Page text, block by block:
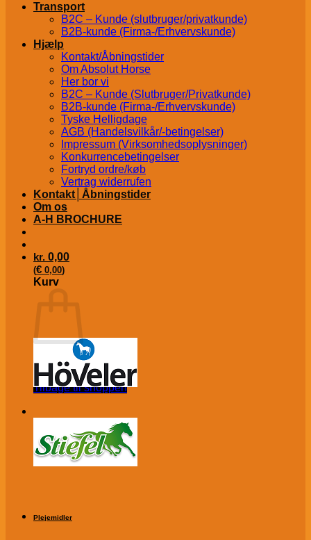
Transport
B2C – Kunde (slutbruger/privatkunde)
B2B-kunde (Firma-/Erhvervskunde)
Hjælp
Kontakt/Åbningstider
Om Absolut Horse
Her bor vi
B2C – Kunde (Slutbruger/Privatkunde)
B2B-kunde (Firma-/Erhvervskunde)
Tyske Helligdage
AGB (Handelsvilkår/-betingelser)
Impressum (Virksomhedsoplysninger)
Konkurrencebetingelser
Fortryd ordre/køb
Vertrag widerrufen
Kontakt│Åbningstider
Om os
A-H BROCHURE
kr. 0,00
(€ 0,00)
Kurv
Ingen varer i kurven.
Tilbage til shoppen
Plejemidler